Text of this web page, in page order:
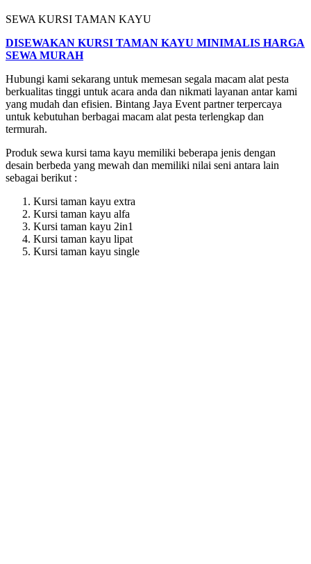
SEWA KURSI TAMAN KAYU
DISEWAKAN KURSI TAMAN KAYU MINIMALIS HARGA
SEWA MURAH
Hubungi kami sekarang untuk memesan segala macam alat pesta
berkualitas tinggi untuk acara anda dan nikmati layanan antar kami
yang mudah dan efisien. Bintang Jaya Event partner terpercaya
untuk kebutuhan berbagai macam alat pesta terlengkap dan
termurah.
Produk sewa kursi tama kayu memiliki beberapa jenis dengan
desain berbeda yang mewah dan memiliki nilai seni antara lain
sebagai berikut :
Kursi taman kayu extra
Kursi taman kayu alfa
Kursi taman kayu 2in1
Kursi taman kayu lipat
Kursi taman kayu single